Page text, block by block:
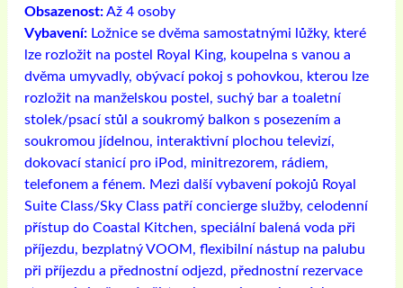
Obsazenost:Až 4 osoby
Vybavení: Ložnice se dvěma samostatnými lůžky, které
lze rozložit na postel Royal King, koupelna s vanou a
dvěma umyvadly, obývací pokoj s pohovkou, kterou lze
rozložit na manželskou postel, suchý bar a toaletní
stolek/psací stůl a soukromý balkon s posezením a
soukromou jídelnou, interaktivní plochou televizí,
dokovací stanicí pro iPod, minitrezorem, rádiem,
telefonem a fénem. Mezi další vybavení pokojů Royal
Suite Class/Sky Class patří concierge služby, celodenní
přístup do Coastal Kitchen, speciální balená voda při
příjezdu, bezplatný VOOM, flexibilní nástup na palubu
při příjezdu a přednostní odjezd, přednostní rezervace